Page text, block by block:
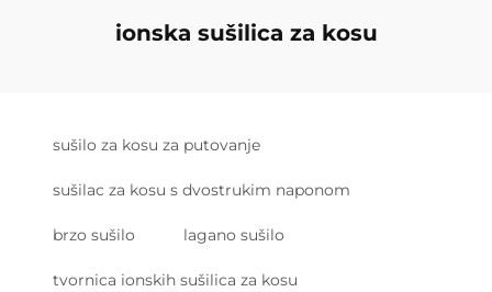
ionska sušilica za kosu
sušilo za kosu za putovanje
sušilac za kosu s dvostrukim naponom
brzo sušilo lagano sušilo
tvornica ionskih sušilica za kosu